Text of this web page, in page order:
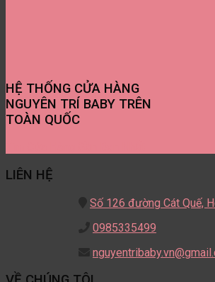
HỆ THỐNG CỬA HÀNG
NGUYÊN TRÍ BABY TRÊN
TOÀN QUỐC
LIÊN HỆ
Số 126 đường Cát Quế,
0985335499